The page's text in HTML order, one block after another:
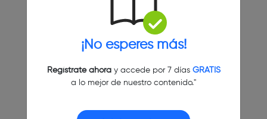
¡No esperes más!
Regístrate ahoray accede por 7 días GRATIS
a lo mejor de nuestro contenido."